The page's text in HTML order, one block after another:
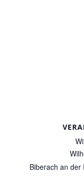
Biberach an der